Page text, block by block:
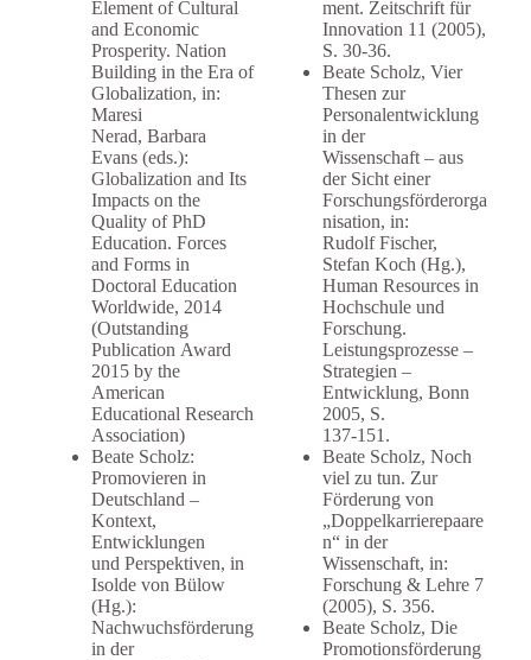
Element of Cultural
and Economic
Prosperity. Nation
Building in the Era of
Globalization, in:
Maresi
Nerad, Barbara
Evans (eds.):
Globalization and Its
Impacts on the
Quality of PhD
Education. Forces
and Forms in
Doctoral Education
Worldwide, 2014
(Outstanding
Publication Award
2015 by the
American
Educational Research
Association)
Beate Scholz:
Promovieren in
Deutschland –
Kontext,
Entwicklungen
und Perspektiven, in
Isolde von Bülow
(Hg.):
Nachwuchsförderung
in der
ment. Zeitschrift für
Innovation 11 (2005),
S. 30-36.
Beate Scholz, Vier
Thesen zur
Personalentwicklung
in der
Wissenschaft – aus
der Sicht einer
Forschungsförderorga
nisation, in:
Rudolf Fischer,
Stefan Koch (Hg.),
Human Resources in
Hochschule und
Forschung.
Leistungsprozesse –
Strategien –
Entwicklung, Bonn
2005, S.
137-151.
Beate Scholz, Noch
viel zu tun. Zur
Förderung von
„Doppelkarrierepaare
n“ in der
Wissenschaft, in:
Forschung & Lehre 7
(2005), S. 356.
Beate Scholz, Die
Promotionsförderung